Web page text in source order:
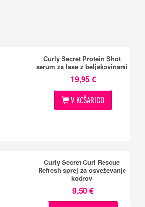
Curly Secret Protein Shot
serum za lase z beljakovinami
19,95 €
V KOŠARICO
Curly Secret Curl Rescue
Refresh sprej za osveževanje
kodrov
9,50 €